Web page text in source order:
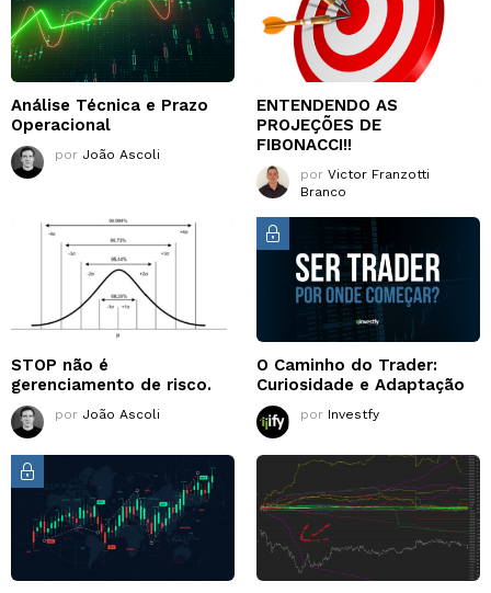
Análise Técnica e Prazo
Operacional
por João Ascoli
ENTENDENDO AS
PROJEÇÕES DE
FIBONACCI!!
por Victor Franzotti
Branco
STOP não é
gerenciamento de risco.
por João Ascoli
O Caminho do Trader:
Curiosidade e Adaptação
por Investfy